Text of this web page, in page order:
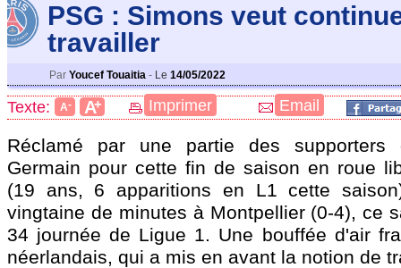
PSG : Simons veut
travailler
Par Youcef Touaitia - Le 14/05/2022
Texte: A- A+ Imprimer Email
Réclamé par une partie des supporters
Germain pour cette fin de saison en roue
(19 ans, 6 apparitions en L1 cette
vingtaine de minutes à Montpellier (0-4), ce
34 journée de Ligue 1. Une bouffée d'air
néerlandais, qui a mis en avant la notion de